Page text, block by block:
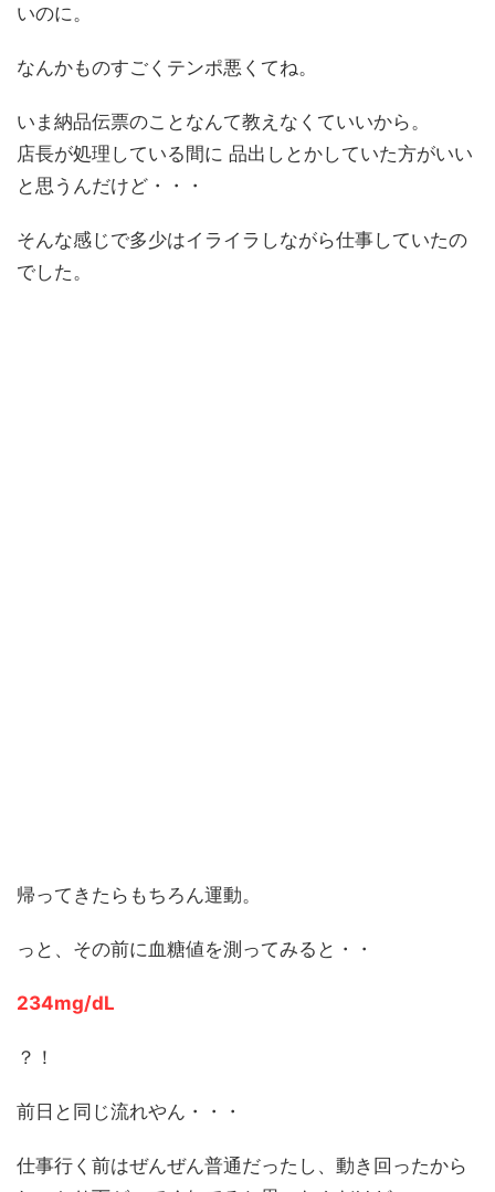
いのに。
なんかものすごくテンポ悪くてね。
いま納品伝票のことなんて教えなくていいから。
店長が処理している間に 品出しとかしていた方がいい
と思うんだけど・・・
そんな感じで多少はイライラしながら仕事していたの
でした。
帰ってきたらもちろん運動。
っと、その前に血糖値を測ってみると・・
234mg/dL
？！
前日と同じ流れやん・・・
仕事行く前はぜんぜん普通だったし、動き回ったから